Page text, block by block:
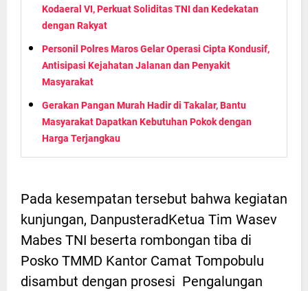
Kodaeral VI, Perkuat Soliditas TNI dan Kedekatan
dengan Rakyat
Personil Polres Maros Gelar Operasi Cipta Kondusif,
Antisipasi Kejahatan Jalanan dan Penyakit
Masyarakat
Gerakan Pangan Murah Hadir di Takalar, Bantu
Masyarakat Dapatkan Kebutuhan Pokok dengan
Harga Terjangkau
Pada kesempatan tersebut bahwa kegiatan
kunjungan, DanpusteradKetua Tim Wasev
Mabes TNI beserta rombongan tiba di
Posko TMMD Kantor Camat Tompobulu
disambut dengan prosesi Pengalungan